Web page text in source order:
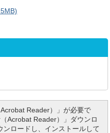
Reader）」が必要で
Acrobat Reader）」ダウンロ
ロードし、インストールして